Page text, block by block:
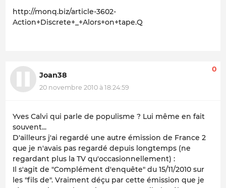
http://monq.biz/article-3602-
Action+Discrete+_+Alors+on+tape.Q
Joan38
20 novembre 2010 à 18:24:59
0
Yves Calvi qui parle de populisme ? Lui même en fait
souvent...
D'ailleurs j'ai regardé une autre émission de France 2
que je n'avais pas regardé depuis longtemps (ne
regardant plus la TV qu'occasionnellement) :
Il s'agit de "Complément d'enquête" du 15/11/2010 sur
les "fils de". Vraiment déçu par cette émission que je